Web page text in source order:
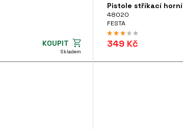
KOUPIT
Skladem
Pistole stříkací horní
48020
FESTA
349 Kč